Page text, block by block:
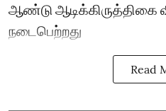
ஆண்டு ஆடிக்கிருத்திகை
நடைபெற்றது
Read